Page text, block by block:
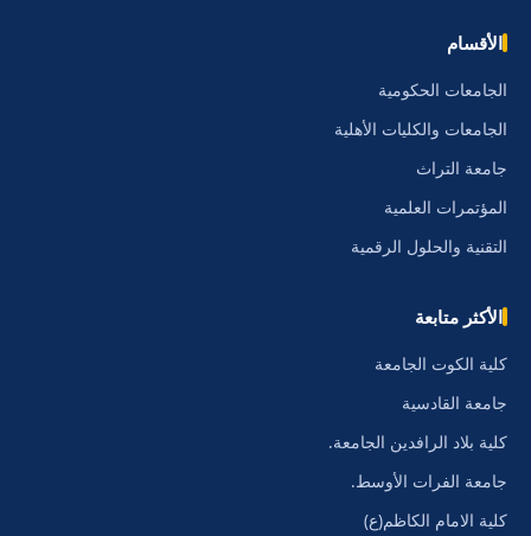
الأقسام
الجامعات الحكومية
الجامعات والكليات الأهلية
جامعة التراث
المؤتمرات العلمية
التقنية والحلول الرقمية
الأكثر متابعة
كلية الكوت الجامعة
جامعة القادسية
كلية بلاد الرافدين الجامعة.
جامعة الفرات الأوسط.
كلية الامام الكاظم(ع)